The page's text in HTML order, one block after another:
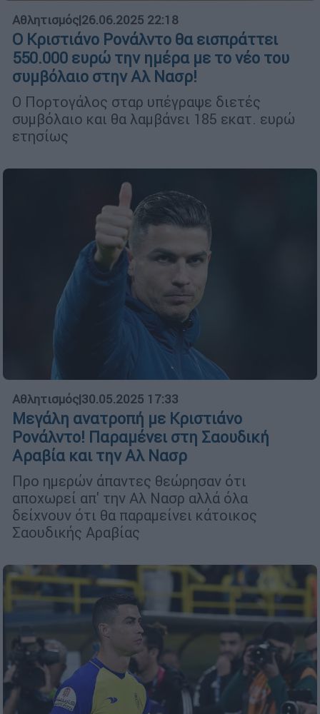
Αθλητισμός|26.06.2025 22:18
Ο Κριστιάνο Ρονάλντο θα εισπράττει
550.000 ευρώ την ημέρα με το νέο του
συμβόλαιο στην Αλ Νασρ!
Ο Πορτογάλος σταρ υπέγραψε διετές
συμβόλαιο και θα λαμβάνει 185 εκατ. ευρώ
ετησίως
Αθλητισμός|30.05.2025 17:33
Μεγάλη ανατροπή με Κριστιάνο
Ρονάλντο! Παραμένει στη Σαουδική
Αραβία και την Αλ Νασρ
Προ ημερών άπαντες θεώρησαν ότι
αποχωρεί απ' την Αλ Νασρ αλλά όλα
δείχνουν ότι θα παραμείνει κάτοικος
Σαουδικής Αραβίας